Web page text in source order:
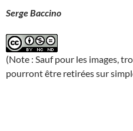
Serge Baccino
(Note : Sauf pour les images,
pourront être retirées sur